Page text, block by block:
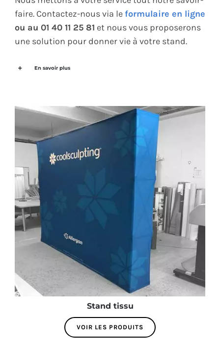
faire. Contactez-nous via le formulaire en ligne
ou au 01 40 11 25 81 et nous vous proposerons
une solution pour donner vie à votre stand.
En savoir plus
Stand tissu
VOIR LES PRODUITS